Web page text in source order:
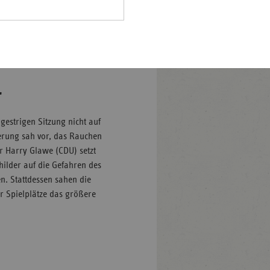
die Experten auch
Raum zurückführen.
Sitzung nicht auf
sah vor, das Rauchen
Harry Glawe (CDU) setzt
auf die Gefahren des
Stattdessen sahen die
Spielplätze das größere